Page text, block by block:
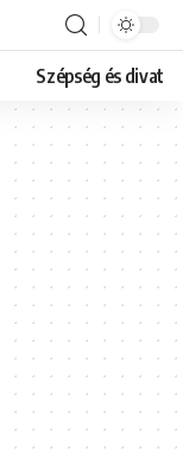
Szépség és divat